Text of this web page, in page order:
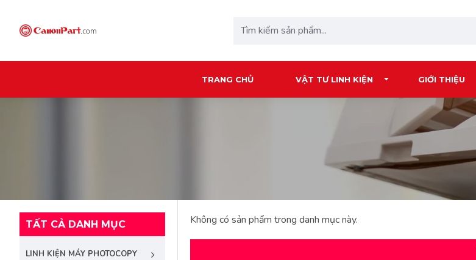
TRANG CHỦ VẬT TƯ LINH KIỆN GIỚI THIỆU
TẤT CẢ DANH MỤC
LINH KIỆN MÁY PHOTOCOPY
Không có sản phẩm trong danh mục này.